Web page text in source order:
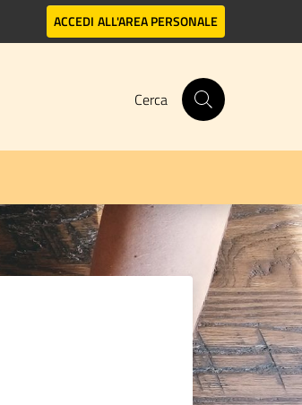
ACCEDI ALL'AREA PERSONALE
Cerca